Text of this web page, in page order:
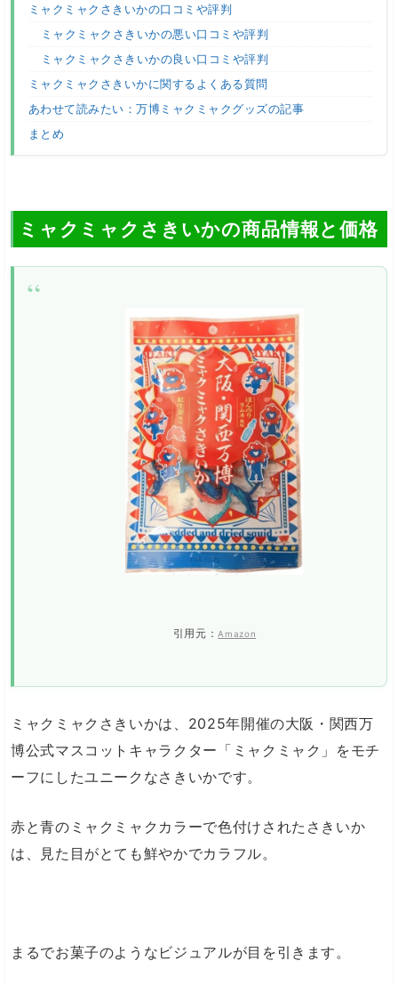
ミャクミャクさきいかの口コミや評判
ミャクミャクさきいかの悪い口コミや評判
ミャクミャクさきいかの良い口コミや評判
ミャクミャクさきいかに関するよくある質問
あわせて読みたい：万博ミャクミャクグッズの記事
まとめ
ミャクミャクさきいかの商品情報と価格
引用元：Amazon
ミャクミャクさきいかは、2025年開催の大阪・関西万
博公式マスコットキャラクター「ミャクミャク」をモチ
ーフにしたユニークなさきいかです。
赤と青のミャクミャクカラーで色付けされたさきいか
は、見た目がとても鮮やかでカラフル。
まるでお菓子のようなビジュアルが目を引きます。